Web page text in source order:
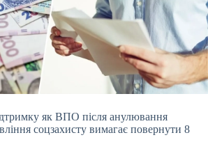
як ВПО після анулювання
соцзахисту вимагає повернути 8